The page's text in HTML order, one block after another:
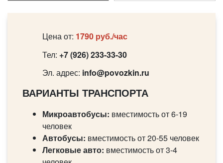
Цена от: 1790 руб./час
Тел: +7 (926) 233-33-30
Эл. адрес: info@povozkin.ru
ВАРИАНТЫ ТРАНСПОРТА
Микроавтобусы: вместимость от 6-19
человек
Автобусы: вместимость от 20-55 человек
Легковые авто: вместимость от 3-4